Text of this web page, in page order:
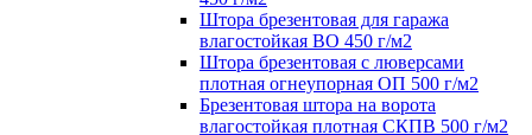
Штора брезентовая для гаража
влагостойкая ВО 450 г/м2
Штора брезентовая с люверсами
плотная огнеупорная ОП 500 г/м2
Брезентовая штора на ворота
влагостойкая плотная СКПВ 500 г/м2